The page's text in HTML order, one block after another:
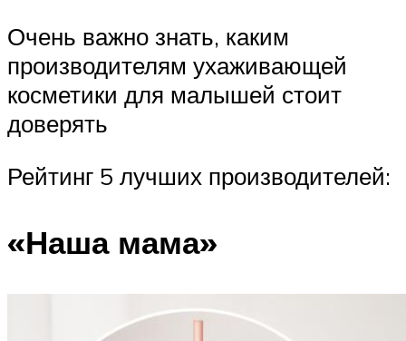
Очень важно знать, каким
производителям ухаживающей
косметики для малышей стоит
доверять
Рейтинг 5 лучших производителей:
«Наша мама»